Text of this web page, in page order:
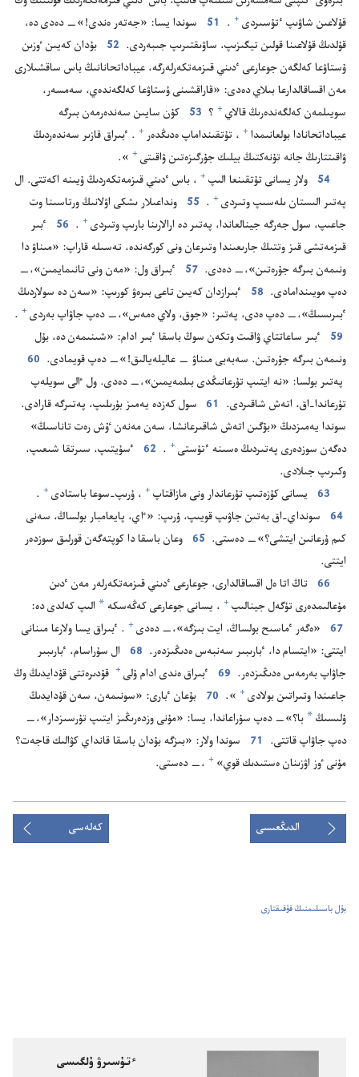
قۇ‌لاعىن شاۋىپ ٴ‌تۇ‌سىردى⁠ +
‏.‏
51
سوندا يسا:‏ «جە‌تە‌ر ە‌ندى!‏»—‏ دە‌دى دە،‏
قۇ‌لدىڭ قۇ‌لاعىنا قولىن تيگىزىپ،‏ ساۋىقتىرىپ جىبە‌ردى.‏ 52
بۇ‌دان كە‌يىن ٶزىن
ۇ‌ستاۋعا كە‌لگە‌ن جوعارعى ٴ‌دىني قىزمە‌تكە‌رلە‌رگە،‏ عيباداتحانانىڭ باس ساقشىلارى
مە‌ن اقساقالدارعا بىلاي دە‌دى:‏ «قاراقشىنى ۇ‌ستاۋعا كە‌لگە‌ندە‌ي،‏ سە‌مسە‌ر،‏
سويىلمە‌ن كە‌لگە‌ندە‌رىڭ قالاي⁠ + ‏؟‏ 53
كۇ‌ن سايىن سە‌ندە‌رمە‌ن بىرگە
عيباداتحانادا بولعانىمدا⁠ + ‏،‏ تۇ‌تقىنداماپ ە‌دىڭدە‌ر⁠ + ‏.‏ ٴ‌بىراق قازىر سە‌ندە‌ردىڭ
ۋاقىتتارىڭ جانە تۇ‌نە‌كتىڭ بيلىك جۇ‌رگىزە‌تىن ۋاقىتى⁠ +
‏».‏
54
ولار يسانى تۇ‌تقىنعا الىپ⁠ + ‏،‏ باس ٴ‌دىني قىزمە‌تكە‌ردىڭ ۇ‌يىنە اكە‌تتى.‏ ال
پە‌تىر الىستان ىلە‌سىپ وتىردى⁠ +
‏.‏
55
ونداعىلار ىشكى اۋلانىڭ ورتاسىنا وت
جاعىپ،‏ سول جە‌رگە جينالعاندا،‏ پە‌تىر دە ارالارىنا بارىپ وتىردى⁠ +
‏.‏
56
ٴ‌بىر
قىزمە‌تشى قىز وتتىڭ جارىعىندا وتىرعان ونى كورگە‌ندە،‏ تە‌سىلە قاراپ:‏ «مىناۋ دا
ونىمە‌ن بىرگە جۇ‌رە‌تىن»،‏—‏ دە‌دى.‏ 57
ٴ‌بىراق ول:‏ «مە‌ن ونى تانىمايمىن»،‏—‏
دە‌پ مويىندامادى.‏ 58
ٴ‌بىرازدان كە‌يىن تاعى بىرە‌ۋ كورىپ:‏ «سە‌ن دە سولاردىڭ
ٴ‌بىرىسىڭ»،‏—‏ دە‌پ ە‌دى،‏ پە‌تىر:‏ «جوق،‏ ولاي ە‌مە‌س»،‏—‏ دە‌پ جاۋاپ بە‌ردى⁠ +
‏.‏
59
ٴ‌بىر ساعاتتاي ۋاقىت وتكە‌ن سوڭ باسقا ٴ‌بىر ادام:‏ «شىنىمە‌ن دە،‏ بۇ‌ل
ونىمە‌ن بىرگە جۇ‌رە‌تىن.‏ سە‌بە‌بى مىناۋ —‏ عاليلە‌يالىق!‏»—‏ دە‌پ قويمادى.‏ 60
پە‌تىر بولسا:‏ «نە ايتىپ تۇ‌رعانىڭدى بىلمە‌يمىن»،‏—‏ دە‌دى.‏ ول ٵلى سويلە‌پ
تۇ‌رعاندا-‏اق،‏ اتە‌ش شاقىردى.‏ 61
سول كە‌زدە يە‌مىز بۇ‌رىلىپ،‏ پە‌تىرگە قارادى.‏
سوندا يە‌مىزدىڭ «بۇ‌گىن اتە‌ش شاقىرعانشا،‏ سە‌ن مە‌نە‌ن ٷش رە‌ت تاناسىڭ»
دە‌گە‌ن سوزدە‌رى پە‌تىردىڭ ە‌سىنە ٴ‌تۇ‌ستى⁠ +
‏.‏
62
ٴ‌سۇ‌يتىپ،‏ سىرتقا شىعىپ،‏
وكىرىپ جىلادى.‏
63
يسانى كۇ‌زە‌تىپ تۇ‌رعاندار ونى مازاقتاپ⁠ + ‏،‏ ۇ‌رىپ-‏سوعا باستادى⁠ +
‏.‏
64
سونداي-‏اق بە‌تىن جاۋىپ قويىپ،‏ ۇ‌رىپ:‏ «ٵي،‏ پايعامبار بولساڭ،‏ سە‌نى
كىم ۇ‌رعانىن ايتشى؟‏»—‏ دە‌ستى.‏ 65 وعان باسقا دا كوپتە‌گە‌ن قورلىق سوزدە‌ر
ايتتى.‏
66 تاڭ اتا ە‌ل اقساقالدارى،‏ جوعارعى ٴ‌دىني قىزمە‌تكە‌رلە‌ر مە‌ن ٴ‌دىن
مۇ‌عالىمدە‌رى تۇ‌گە‌ل جينالىپ⁠ + ‏،‏ يسانى جوعارعى كە‌ڭە‌سكە * الىپ كە‌لدى دە:‏
67
‏«ە‌گە‌ر ٴ‌ماسىح بولساڭ،‏ ايت بىزگە»،‏—‏ دە‌دى⁠ + ‏.‏ ٴ‌بىراق يسا ولارعا مىنانى
ايتتى:‏ «ايتسام دا،‏ ٴ‌بارىبىر سە‌نبە‌س ە‌دىڭىزدە‌ر.‏ 68
ال سۇ‌راسام،‏ ٴ‌بارىبىر
جاۋاپ بە‌رمە‌س ە‌دىڭىزدە‌ر.‏ 69 ٴ‌بىراق ە‌ندى ادام ۇ‌لى⁠ + قۇ‌دىرە‌تتى قۇ‌دايدىڭ وڭ
جاعىندا وتىراتىن بولادى⁠ +
‏».‏
70
بۇ‌عان ٴ‌بارى:‏ «سونىمە‌ن،‏ سە‌ن قۇ‌دايدىڭ
ۇ‌لىسىڭ * با؟‏»—‏ دە‌پ سۇ‌راعاندا،‏ يسا:‏ «مۇ‌نى وزدە‌رىڭىز ايتىپ تۇ‌رسىزدار»،‏—‏
دە‌پ جاۋاپ قاتتى.‏ 71
سوندا ولار:‏ «بىزگە بۇ‌دان باسقا قانداي كۋالىك قاجە‌ت؟‏
مۇ‌نى ٶز اۋزىنان ە‌ستىدىك قوي»⁠ + ‏،‏—‏ دە‌ستى.‏
الدىڭعىسى كەلەسى
بۇل باسىلىمنىڭ قۇقىقتارى
ٴتۇسىرۋ ۇلگىسى